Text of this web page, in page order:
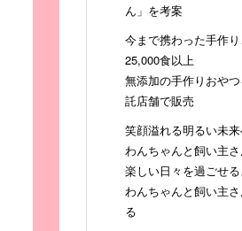
ん」を考案
今まで携わった手作
25,000食以上
無添加の手作りおや
託店舗で販売
笑顔溢れる明るい未
わんちゃんと飼い主
楽しい日々を過ごせ
わんちゃんと飼い主
る